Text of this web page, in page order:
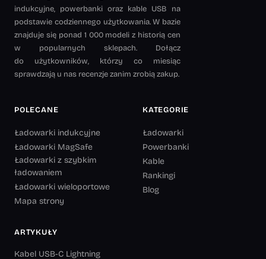
indukcyjne, powerbanki oraz kable USB na
podstawie codziennego użytkowania. W bazie
znajduje się ponad 1 000 modeli z historią cen
w popularnych sklepach. Dołącz
do użytkowników, którzy co miesiąc
sprawdzają u nas recenzje zanim zrobią zakup.
POLECANE
Ładowarki indukcyjne
Ładowarki MagSafe
Ładowarki z szybkim
ładowaniem
Ładowarki wieloportowe
Mapa strony
KATEGORIE
Ładowarki
Powerbanki
Kable
Rankingi
Blog
ARTYKUŁY
Kabel USB-C Lightning